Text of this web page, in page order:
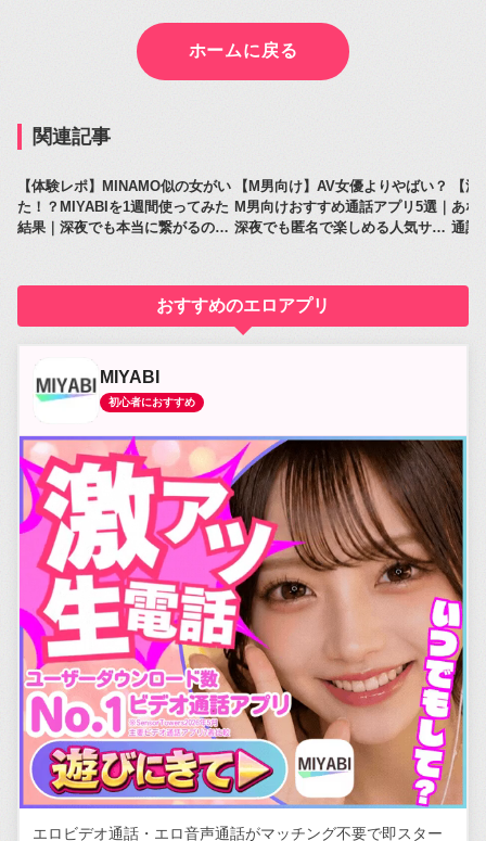
ホームに戻る
関連記事
【体験レポ】MINAMO似の女がい
た！？MIYABIを1週間使ってみた
結果｜深夜でも本当に繋がるのか
【M男向け】AV女優よりやばい？
M男向けおすすめ通話アプリ5選｜
深夜でも匿名で楽しめる人気サー
【
あな
通話
おすすめのエロアプリ
MIYABI
初心者におすすめ
エロビデオ通話・エロ音声通話がマッチング不要で即スター